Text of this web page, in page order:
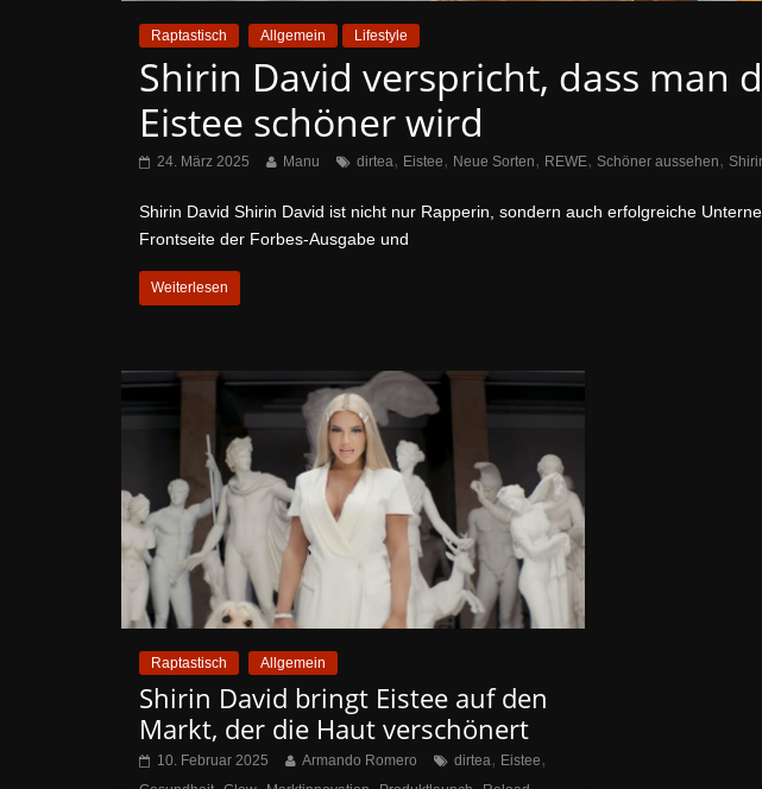
Raptastisch Allgemein Lifestyle
Shirin David verspricht, dass man
Eistee schöner wird
24. März 2025 Manu dirtea, Eistee, Neue Sorten, REWE, Schöner aussehen,
Shirin David Shirin David ist nicht nur Rapperin, sondern auch erfolgreiche
Frontseite der Forbes-Ausgabe und
Weiterlesen
Raptastisch Allgemein
Shirin David bringt Eistee auf den
Markt, der die Haut verschönert
10. Februar 2025 Armando Romero dirtea, Eistee,